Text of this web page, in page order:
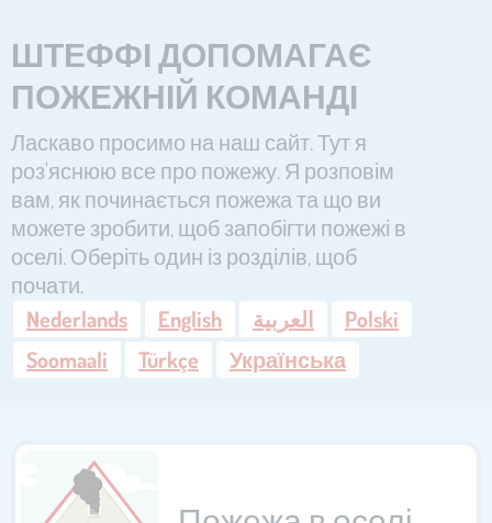
ШТЕФФІ ДОПОМАГАЄ
ПОЖЕЖНІЙ КОМАНДІ
Ласкаво просимо на наш сайт. Тут я
роз'яснюю все про пожежу. Я розповім
вам, як починається пожежа та що ви
можете зробити, щоб запобігти пожежі в
оселі. Оберіть один із розділів, щоб
почати.
Nederlands
English العربية
Polski
Soomaali
Türkçe Українська